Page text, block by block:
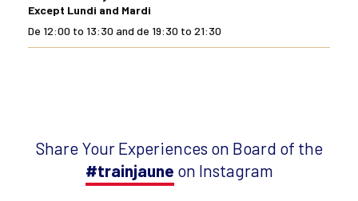
Except Lundi and Mardi
De 12:00 to 13:30 and de 19:30 to 21:30
Share Your Experiences on Board of the
#trainjaune on Instagram